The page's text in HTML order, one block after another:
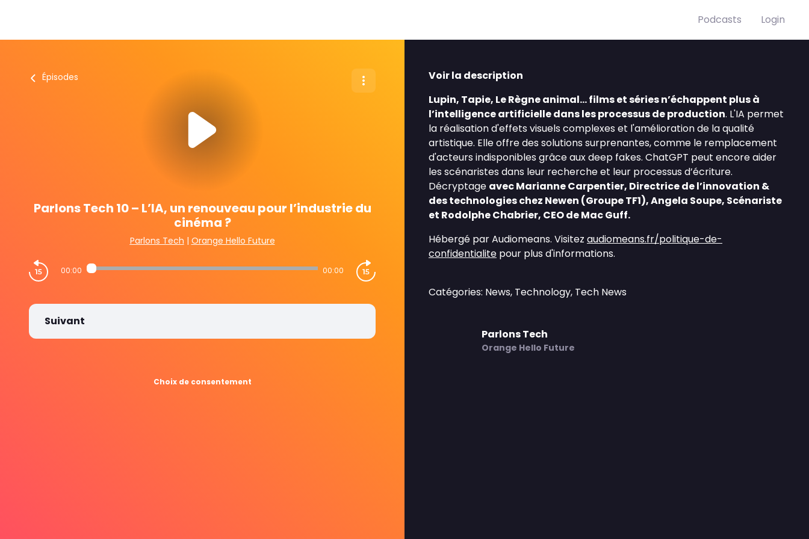
Podcasts Login
Épisodes
Parlons Tech 10 – L’IA, un renouveau pour l’industrie du
cinéma ?
Parlons Tech | Orange Hello Future
00:00 00:00
Suivant
Choix de consentement
Voir la description
Lupin, Tapie, Le Règne animal… films et séries n’échappent plus à
l’intelligence artificielle dans les processus de production. L'IA permet
la réalisation d'effets visuels complexes et l'amélioration de la qualité
artistique. Elle offre des solutions surprenantes, comme le remplacement
d'acteurs indisponibles grâce aux deep fakes. ChatGPT peut encore aider
les scénaristes dans leur recherche et leur processus d’écriture.
Décryptage avec Marianne Carpentier, Directrice de l’innovation &
des technologies chez Newen (Groupe TF1), Angela Soupe, Scénariste
et Rodolphe Chabrier, CEO de Mac Guff.
Hébergé par Audiomeans. Visitez audiomeans.fr/politique-de-
confidentialite pour plus d'informations.
Catégories: News, Technology, Tech News
Parlons Tech
Orange Hello Future